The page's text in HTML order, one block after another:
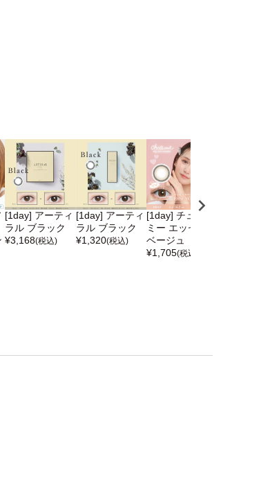
[1day] アーティ
ラル ブラック
¥3,168(税込)
[1day] アーティ
ラル ブラック
¥1,320(税込)
[1day] チューズ
ミー エッセンス
ベージュ
¥1,705(税込)